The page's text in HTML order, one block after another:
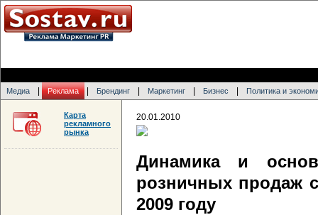
Медиа Реклама Брендинг Маркетинг Бизнес Политика и
20.01.2010
Динамика и
розничных продаж
2009 году
Карта
рекламного
рынка